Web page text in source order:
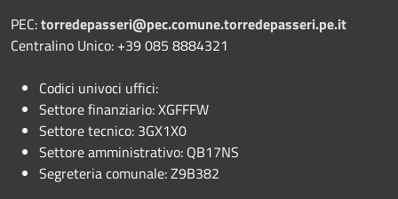
PEC:torredepasseri@pec.comune.torredepasseri.pe.it
Centralino Unico: +39 085 8884321
Codici univoci uffici:
Settore finanziario: XGFFFW
Settore tecnico: 3GX1X0
Settore amministrativo: QB17NS
Segreteria comunale: Z9B382